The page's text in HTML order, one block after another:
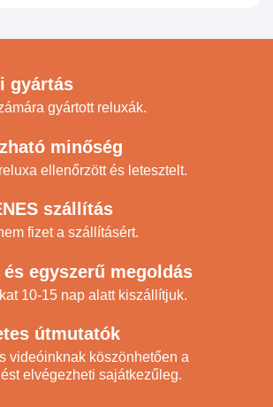
gyártás
gyártott reluxák.
minőség
ellenőrzött és letesztelt.
szállítás
fizet a szállításért.
egyszerű megoldás
10-15 nap alatt kiszállítjuk.
útmutatók
videóinknak köszönhetően a
elvégezheti sajátkezűleg.